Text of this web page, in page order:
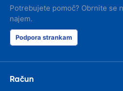
Potrebujete pomoč? Obrnite se
najem.
Podpora strankam
Račun